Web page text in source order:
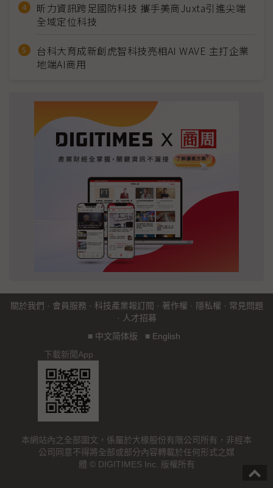
昕力資訊跨足國防科技 攜手美商Juxta引進尖端
全域定位科技
台科大育成新創虎智科技亮相AI WAVE 主打企業
地端AI商用
關於我們 · 會員服務 · 科技產業報訂閱 · 著作權 · 隱私權 · 常見問題
· 人才招募
■ 中文简体版 ■ English
下載新聞App
本網站內之全部圖文，係屬於大椽股份有限公司所有，非經本
公司同意不得將全部或部分內容轉載於任何形式之媒
體 © DIGITIMES Inc. 版權所有